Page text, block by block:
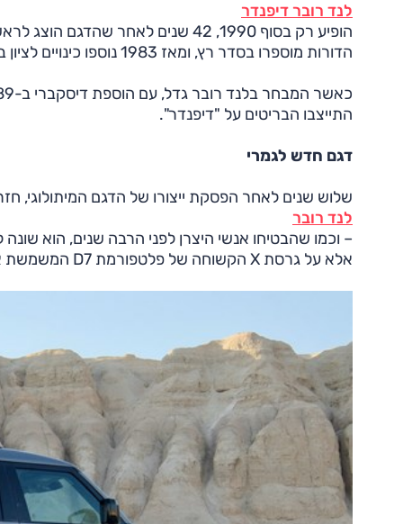
לנד רובר דיפנדר
הדורות מוספרו בסדר רץ, ומאז 1983 נוספו כינויים לציון בסיס הגלגלים (באינצ'ים).
התייצבו הבריטים על "דיפנדר".
דגם חדש לגמרי
שלוש שנים לאחר הפסקת ייצורו של הדגם המיתולוגי,
לנד רובר
– וכמו שהבטיחו אנשי היצרן לפני הרבה שנים, הוא
אלא על גרסת X הקשוחה של פלטפורמת D7 המשמשת את דגמי הפנאי בעלי המנוע האורכי מבית יגואר ולנד רובר.